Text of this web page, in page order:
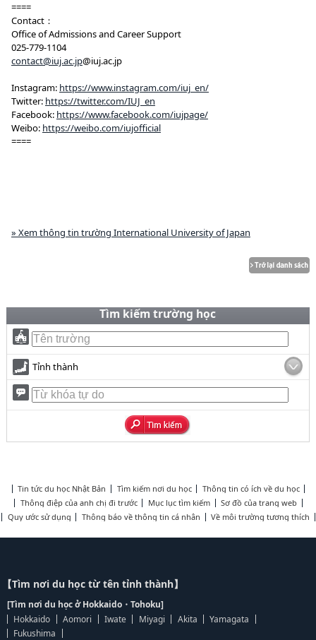
====
Contact：
Office of Admissions and Career Support
025-779-1104
contact@iuj.ac.jp@iuj.ac.jp
Instagram: https://www.instagram.com/iuj_en/
Twitter: https://twitter.com/IUJ_en
Facebook: https://www.facebook.com/iujpage/
Weibo: https://weibo.com/iujofficial
====
» Xem thông tin trường International University of Japan
Tìm kiếm trường học
Tỉnh thành
Tin tức du học Nhật Bản Tìm kiếm nơi du học
Thông tin có ích về du học
Thông điệp của anh chị đi trước
Mục lục tìm kiếm
Sơ đồ của trang web
Quy ước sử dụng
Thông báo về thông tin cá nhân Về môi trường tương thích
【Tìm nơi du học từ tên tỉnh thành】
[Tìm nơi du học ở Hokkaido・Tohoku]
Hokkaido
Aomori Iwate Miyagi Akita
Yamagata
Fukushima